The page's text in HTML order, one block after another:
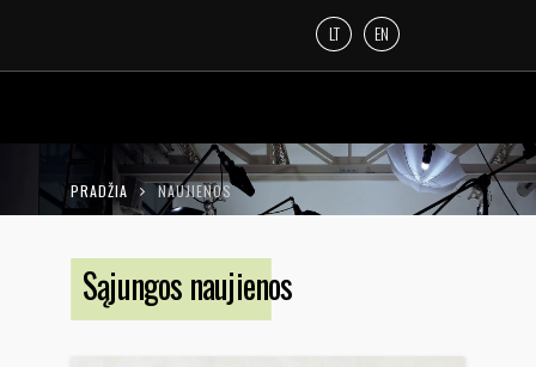
LT EN
PRADŽIA NAUJIENOS
Sąjungos naujienos